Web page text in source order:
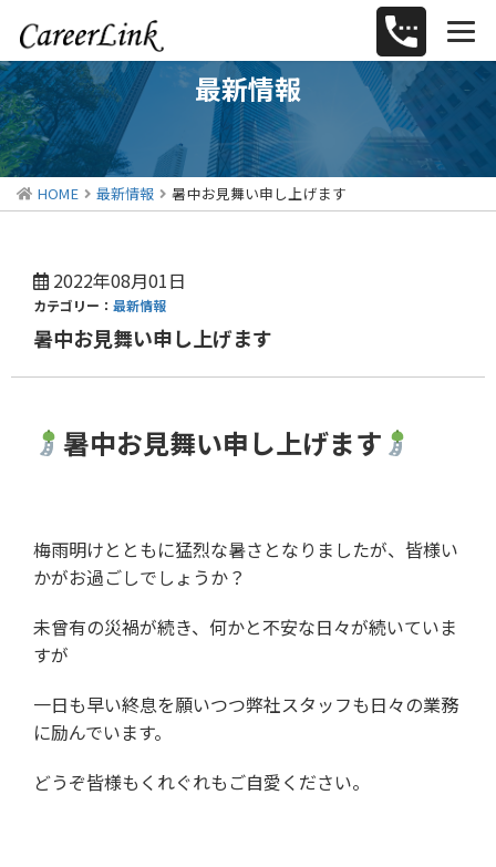
最新情報
HOME 最新情報 暑中お見舞い申し上げます
2022年08月01日
カテゴリー： 最新情報
暑中お見舞い申し上げます
暑中お見舞い申し上げます
梅雨明けとともに猛烈な暑さとなりましたが、皆様い
かがお過ごしでしょうか？
未曾有の災禍が続き、何かと不安な日々が続いていま
すが
一日も早い終息を願いつつ弊社スタッフも日々の業務
に励んでいます。
どうぞ皆様もくれぐれもご自愛ください。